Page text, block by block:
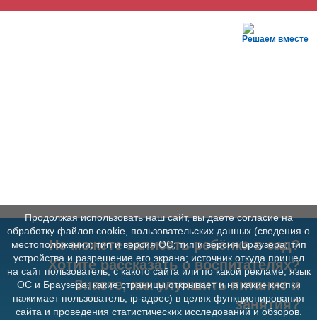
Решаем вместе
Не можете записать ребёнка в сад?
Хотите рассказать о воспитателях?
Знаете, как улучшить питание и
занятия?
Продолжая использовать наш сайт, вы даете согласие на
обработку файлов cookie, пользовательских данных (сведения о
местоположении; тип и версия ОС; тип и версия Браузера; тип
устройства и разрешение его экрана; источник откуда пришел
на сайт пользователь; с какого сайта или по какой рекламе; язык
ОС и Браузера; какие страницы открывает и на какие кнопки
нажимает пользователь; ip-адрес) в целях функционирования
сайта и проведения статистических исследований и обзоров.